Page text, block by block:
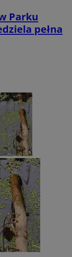
Parku
pełna